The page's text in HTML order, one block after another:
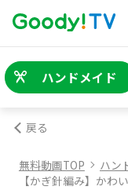
ハンドメイド
戻る
無料動画TOP ハン
【かぎ針編み】かわ